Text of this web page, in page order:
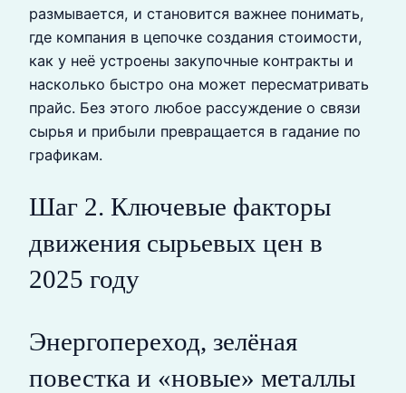
размывается, и становится важнее понимать,
где компания в цепочке создания стоимости,
как у неё устроены закупочные контракты и
насколько быстро она может пересматривать
прайс. Без этого любое рассуждение о связи
сырья и прибыли превращается в гадание по
графикам.
Шаг 2. Ключевые факторы
движения сырьевых цен в
2025 году
Энергопереход, зелёная
повестка и «новые» металлы